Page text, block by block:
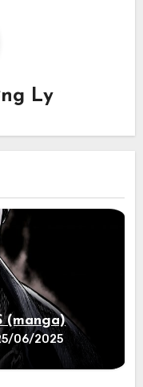
Ly
(manga)
06/2025